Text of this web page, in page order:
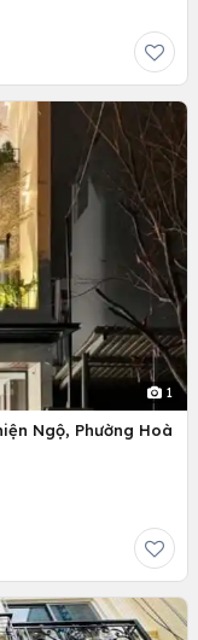
1
Ngộ, Phường Hoà